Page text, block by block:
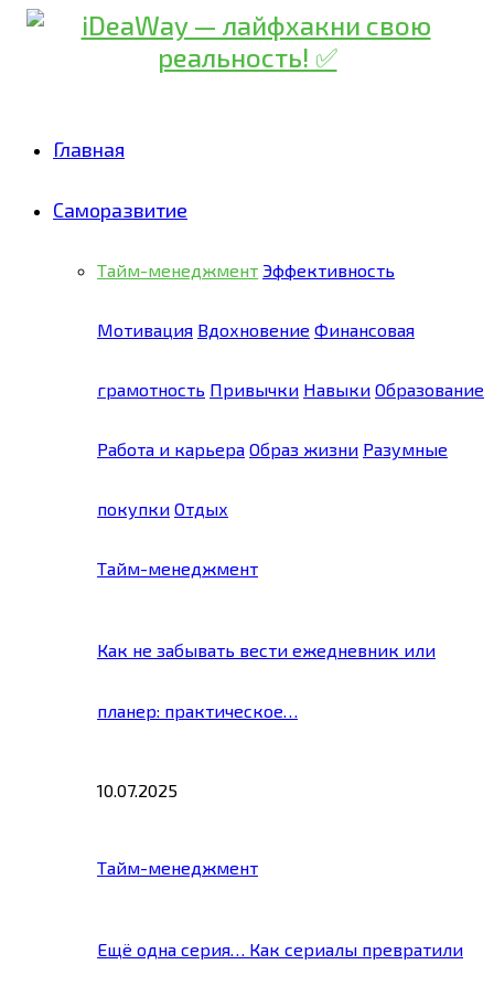
Главная
Саморазвитие
Тайм-менеджмент Эффективность
Мотивация Вдохновение Финансовая
грамотность Привычки Навыки Образование
Работа и карьера Образ жизни Разумные
покупки Отдых
Тайм-менеджмент
Как не забывать вести ежедневник или
планер: практическое…
10.07.2025
Тайм-менеджмент
Ещё одна серия… Как сериалы превратили